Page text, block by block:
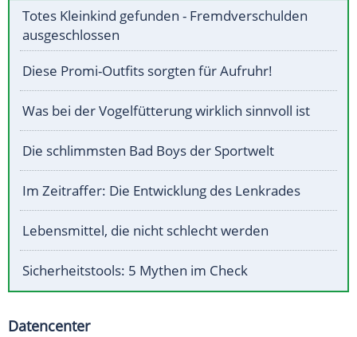
Totes Kleinkind gefunden - Fremdverschulden
ausgeschlossen
Diese Promi-Outfits sorgten für Aufruhr!
Was bei der Vogelfütterung wirklich sinnvoll ist
Die schlimmsten Bad Boys der Sportwelt
Im Zeitraffer: Die Entwicklung des Lenkrades
Lebensmittel, die nicht schlecht werden
Sicherheitstools: 5 Mythen im Check
Datencenter